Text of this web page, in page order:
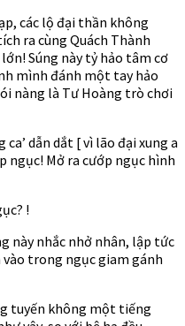
các lộ đại thần không
ra cùng Quách Thành
Súng này tỷ hảo tâm cơ
mình đánh một tay hảo
nàng là Tư Hoàng trò chơi
dẫn dắt [ vì lão đại xung a
ngục! Mở ra cướp ngục hình
!
này nhắc nhở nhân, lập tức
trong ngục giam gánh
tuyến không một tiếng